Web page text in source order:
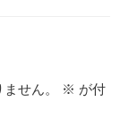
せん。 ※ が付